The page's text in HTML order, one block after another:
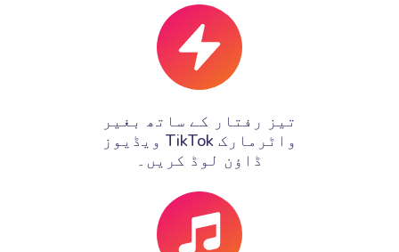
تیز رفتار کے ساتھ بغیر
واٹرمارک TikTok ویڈیوز
ڈاؤن لوڈ کریں۔